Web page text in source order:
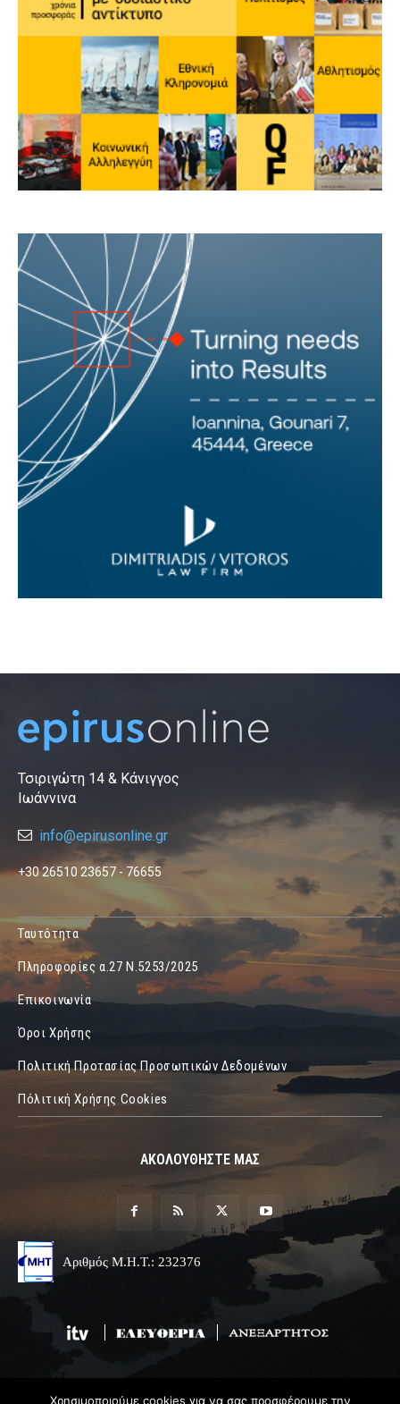
Τσιριγώτη 14 & Κάνιγγος
Ιωάννινα
info@epirusonline.gr
+30 26510 23657 - 76655
Ταυτότητα
Πληροφορίες α.27 Ν.5253/2025
Επικοινωνία
Όροι Χρήσης
Πολιτική Προτασίας Προσωπικών Δεδομένων
Πόλιτική Χρήσης Cookies
ΑΚΟΛΟΥΘΗΣΤΕ ΜΑΣ
Αριθμός Μ.Η.Τ.: 232376
Χρησιμοποιούμε cookies για να σας προσφέρουμε την